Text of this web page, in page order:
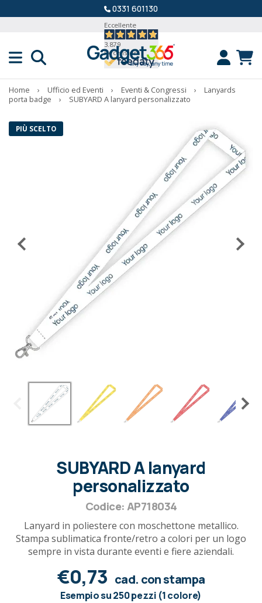
0331 601130
Eccellente
3.879
Recensioni
Home › Ufficio ed Eventi › Eventi & Congressi ›
Lanyards
porta badge
› SUBYARD A lanyard personalizzato
PIÙ SCELTO
SUBYARD A lanyard
personalizzato
Codice: AP718034
Lanyard in poliestere con moschettone metallico.
Stampa sublimatica fronte/retro a colori per un logo
sempre in vista durante eventi e fiere aziendali.
€0,73 cad. con stampa
Esempio su 250 pezzi (1 colore)